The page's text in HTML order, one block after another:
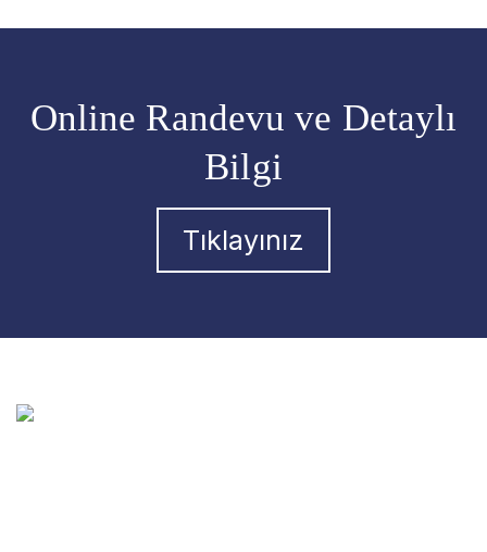
Online Randevu ve Detaylı
Bilgi
Tıklayınız